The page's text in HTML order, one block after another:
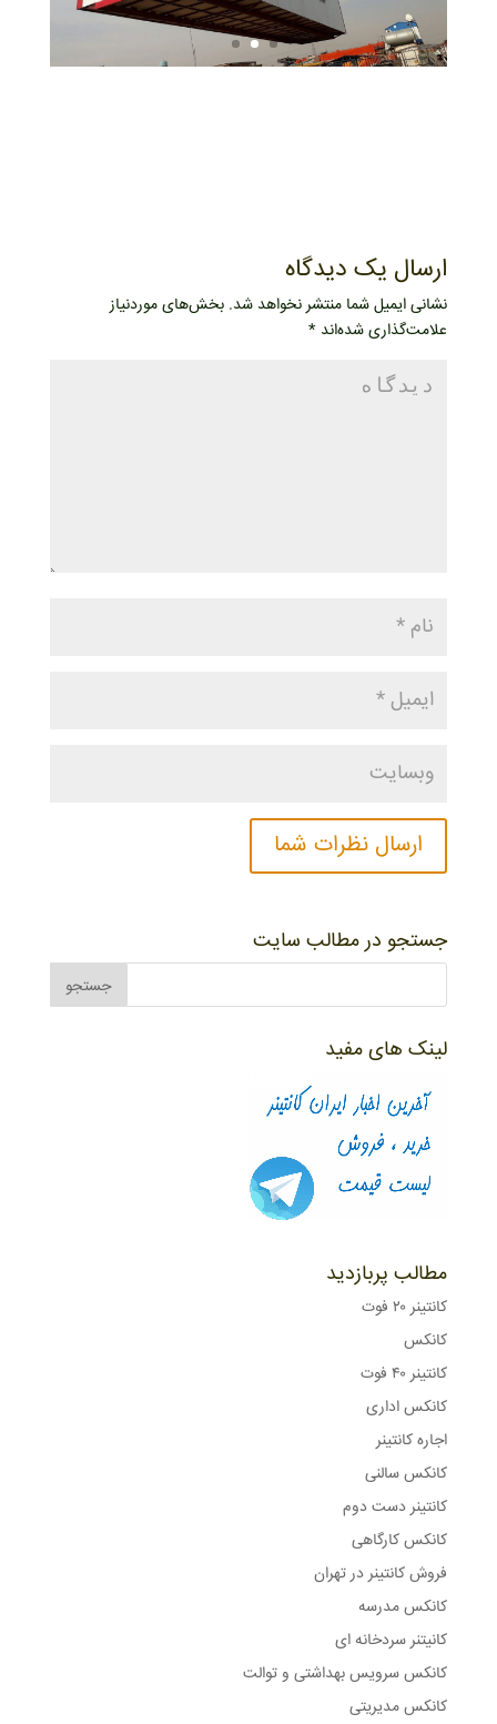
ارسال یک دیدگاه
نشانی ایمیل شما منتشر نخواهد شد. بخش‌های موردنیاز
علامت‌گذاری شده‌اند *
جستجو در مطالب سایت
لینک های مفید
مطالب پربازدید
کانتینر ۲۰ فوت
کانکس
کانتینر ۴۰ فوت
کانکس اداری
اجاره کانتینر
کانکس سالنی
کانتینر دست دوم
کانکس کارگاهی
فروش کانتینر در تهران
کانکس مدرسه
کانیتنر سردخانه ای
کانکس سرویس بهداشتی و توالت
کانکس مدیریتی